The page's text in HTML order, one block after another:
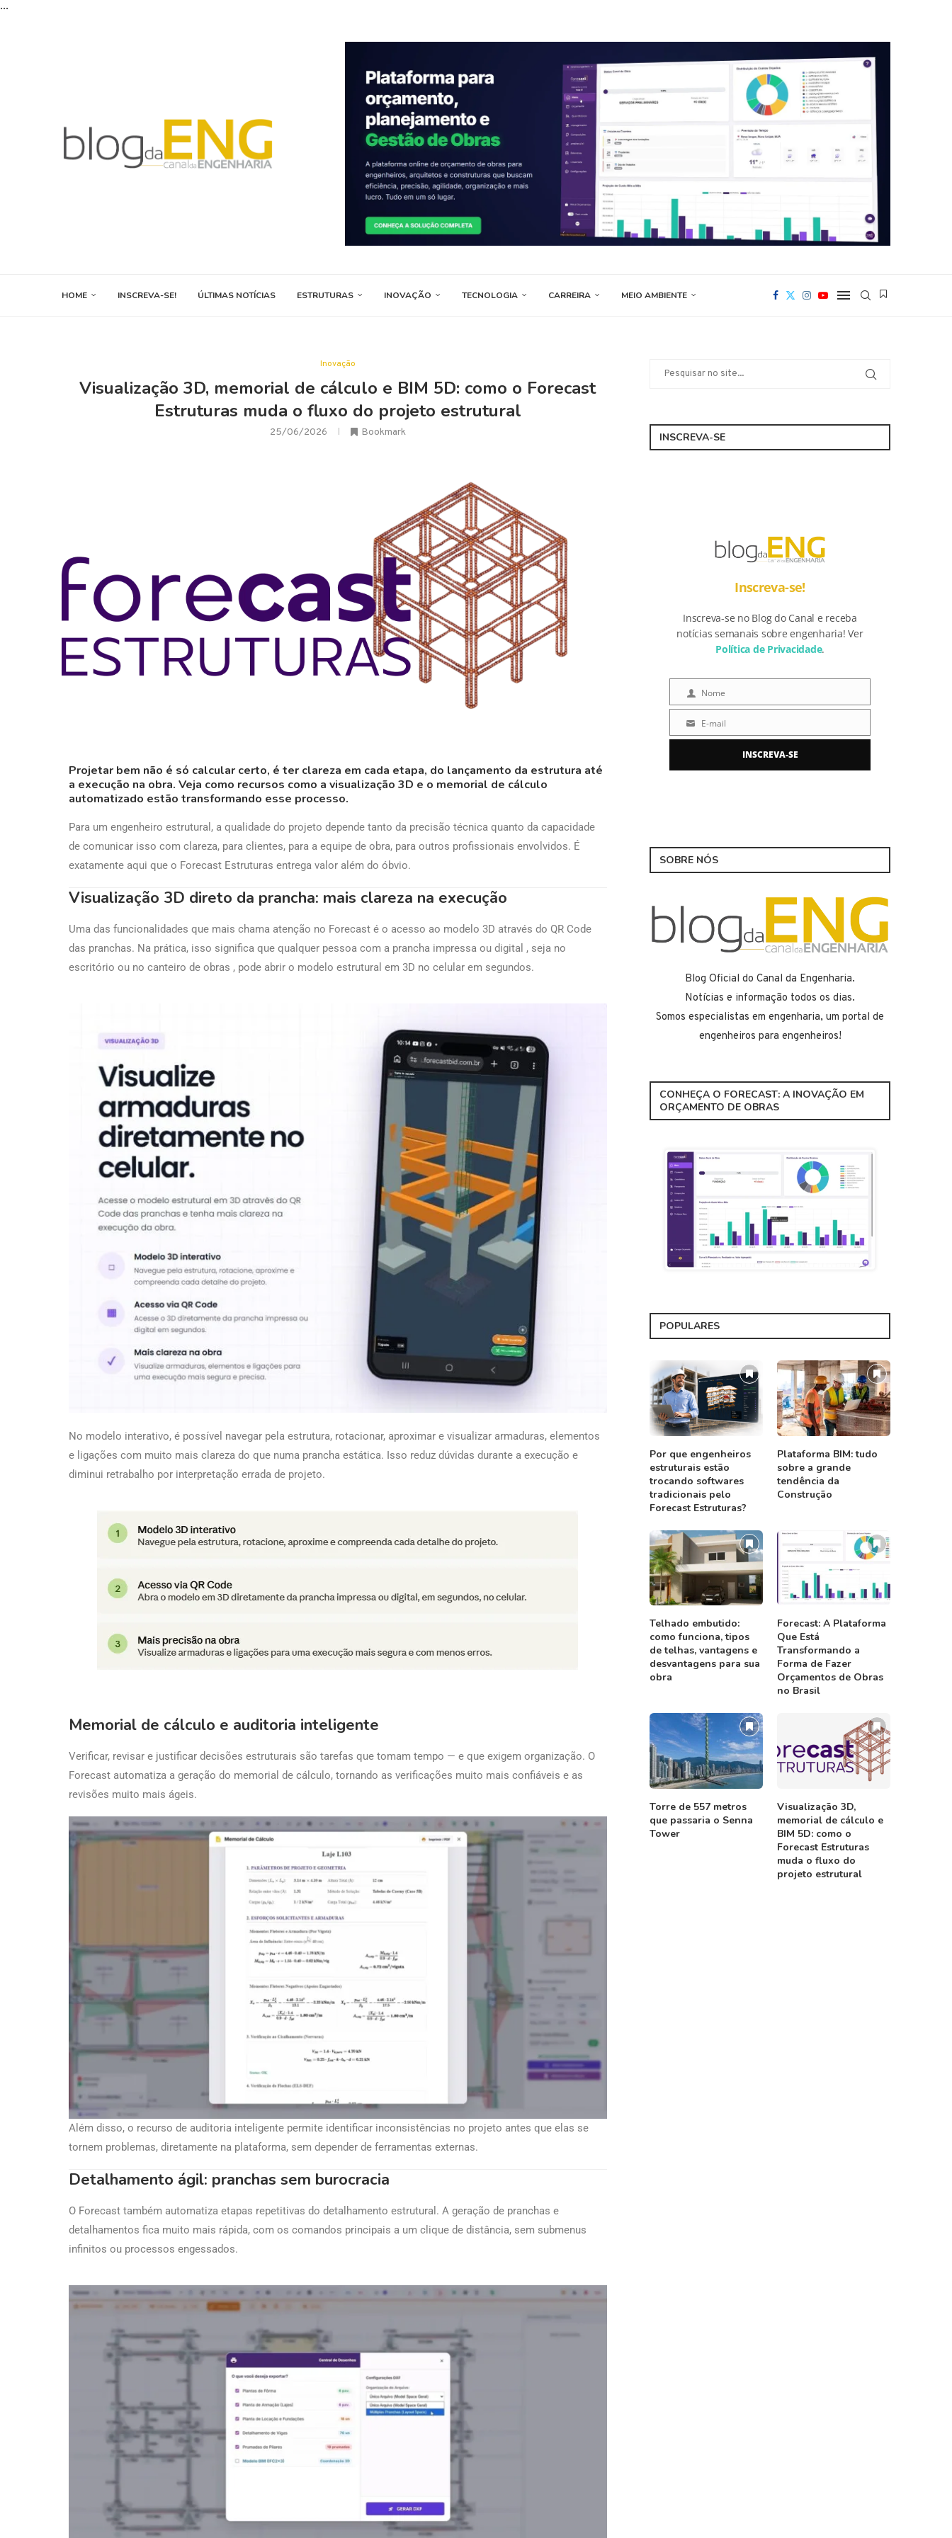
...
HOME INSCREVA-SE! ÚLTIMAS NOTÍCIAS ESTRUTURAS INOVAÇÃO TECNOLOGIA CARREIRA MEIO AMBIENTE
Inovação
Visualização 3D, memorial de cálculo e BIM 5D: como o Forecast
Estruturas muda o fluxo do projeto estrutural
25/06/2026 Bookmark
Projetar bem não é só calcular certo, é ter clareza em cada etapa, do lançamento da estrutura até
a execução na obra. Veja como recursos como a visualização 3D e o memorial de cálculo
automatizado estão transformando esse processo.
Para um engenheiro estrutural, a qualidade do projeto depende tanto da precisão técnica quanto da capacidade
de comunicar isso com clareza, para clientes, para a equipe de obra, para outros profissionais envolvidos. É
exatamente aqui que o Forecast Estruturas entrega valor além do óbvio.
Visualização 3D direto da prancha: mais clareza na execução
Uma das funcionalidades que mais chama atenção no Forecast é o acesso ao modelo 3D através do QR Code
das pranchas. Na prática, isso significa que qualquer pessoa com a prancha impressa ou digital , seja no
escritório ou no canteiro de obras , pode abrir o modelo estrutural em 3D no celular em segundos.
No modelo interativo, é possível navegar pela estrutura, rotacionar, aproximar e visualizar armaduras, elementos
e ligações com muito mais clareza do que numa prancha estática. Isso reduz dúvidas durante a execução e
diminui retrabalho por interpretação errada de projeto.
Memorial de cálculo e auditoria inteligente
Verificar, revisar e justificar decisões estruturais são tarefas que tomam tempo — e que exigem organização. O
Forecast automatiza a geração do memorial de cálculo, tornando as verificações muito mais confiáveis e as
revisões muito mais ágeis.
Além disso, o recurso de auditoria inteligente permite identificar inconsistências no projeto antes que elas se
tornem problemas, diretamente na plataforma, sem depender de ferramentas externas.
Detalhamento ágil: pranchas sem burocracia
O Forecast também automatiza etapas repetitivas do detalhamento estrutural. A geração de pranchas e
detalhamentos fica muito mais rápida, com os comandos principais a um clique de distância, sem submenus
infinitos ou processos engessados.
INSCREVA-SE
Inscreva-se!
Inscreva-se no Blog do Canal e receba
notícias semanais sobre engenharia! Ver
Política de Privacidade.
Nome Nome
mail
E-mail
INSCREVA-SE
SOBRE NÓS
Blog Oficial do Canal da Engenharia.
Notícias e informação todos os dias.
Somos especialistas em engenharia, um portal de
engenheiros para engenheiros!
CONHEÇA O FORECAST: A INOVAÇÃO EM
ORÇAMENTO DE OBRAS
POPULARES
Por que engenheiros
estruturais estão
trocando softwares
tradicionais pelo
Forecast Estruturas?
Plataforma BIM: tudo
sobre a grande
tendência da
Construção
Telhado embutido:
como funciona, tipos
de telhas, vantagens e
desvantagens para sua
obra
Forecast: A Plataforma
Que Está
Transformando a
Forma de Fazer
Orçamentos de Obras
no Brasil
Torre de 557 metros
que passaria o Senna
Tower
Visualização 3D,
memorial de cálculo e
BIM 5D: como o
Forecast Estruturas
muda o fluxo do
projeto estrutural